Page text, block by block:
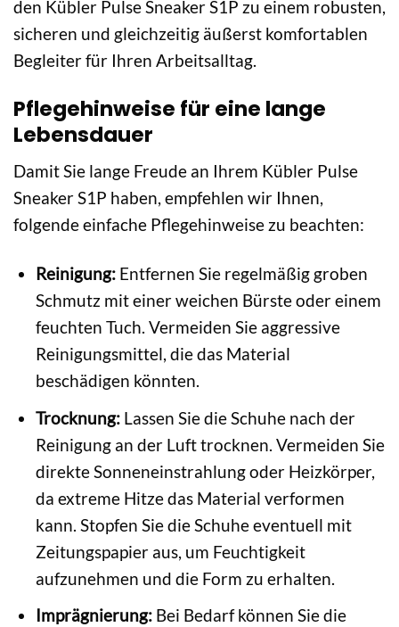
den Kübler Pulse Sneaker S1P zu einem robusten,
sicheren und gleichzeitig äußerst komfortablen
Begleiter für Ihren Arbeitsalltag.
Pflegehinweise für eine lange
Lebensdauer
Damit Sie lange Freude an Ihrem Kübler Pulse
Sneaker S1P haben, empfehlen wir Ihnen,
folgende einfache Pflegehinweise zu beachten:
Reinigung:Entfernen Sie regelmäßig groben
Schmutz mit einer weichen Bürste oder einem
feuchten Tuch. Vermeiden Sie aggressive
Reinigungsmittel, die das Material
beschädigen könnten.
Trocknung:Lassen Sie die Schuhe nach der
Reinigung an der Luft trocknen. Vermeiden Sie
direkte Sonneneinstrahlung oder Heizkörper,
da extreme Hitze das Material verformen
kann. Stopfen Sie die Schuhe eventuell mit
Zeitungspapier aus, um Feuchtigkeit
aufzunehmen und die Form zu erhalten.
Imprägnierung:Bei Bedarf können Sie die